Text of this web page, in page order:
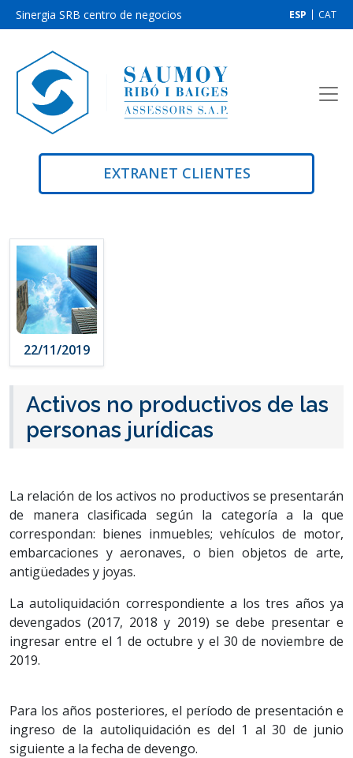
Sinergia SRB centro de negocios ESP CAT
EXTRANET CLIENTES
22/11/2019
Activos no productivos de las
personas jurídicas
La relación de los activos no productivos se presentarán
de manera clasificada según la categoría a la que
correspondan: bienes inmuebles; vehículos de motor,
embarcaciones y aeronaves, o bien objetos de arte,
antigüedades y joyas.
La autoliquidación correspondiente a los tres años ya
devengados (2017, 2018 y 2019) se debe presentar e
ingresar entre el 1 de octubre y el 30 de noviembre de
2019.
Para los años posteriores, el período de presentación e
ingreso de la autoliquidación es del 1 al 30 de junio
siguiente a la fecha de devengo.